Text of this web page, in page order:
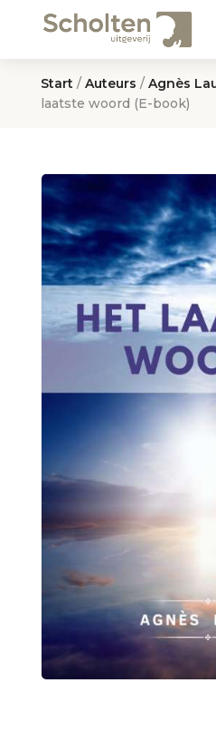
Start / Auteurs / Agnès
laatste woord (E-book)